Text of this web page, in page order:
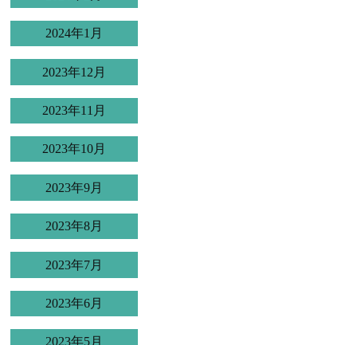
2024年1月
2023年12月
2023年11月
2023年10月
2023年9月
2023年8月
2023年7月
2023年6月
2023年5月